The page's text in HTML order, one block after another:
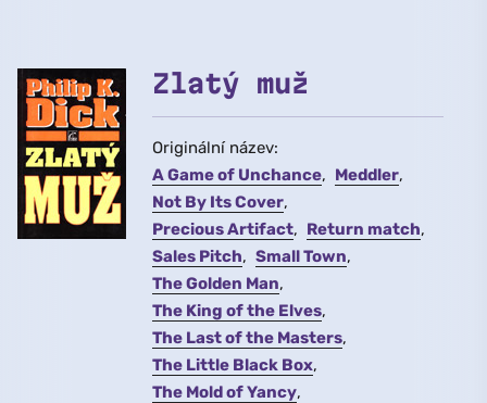
Zlatý muž
Originální název:
A Game of Unchance
Meddler
Not By Its Cover
Precious Artifact
Return match
Sales Pitch
Small Town
The Golden Man
The King of the Elves
The Last of the Masters
The Little Black Box
The Mold of Yancy